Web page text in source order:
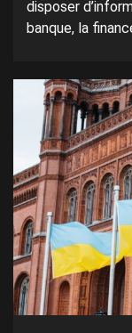
disposer
banque, la